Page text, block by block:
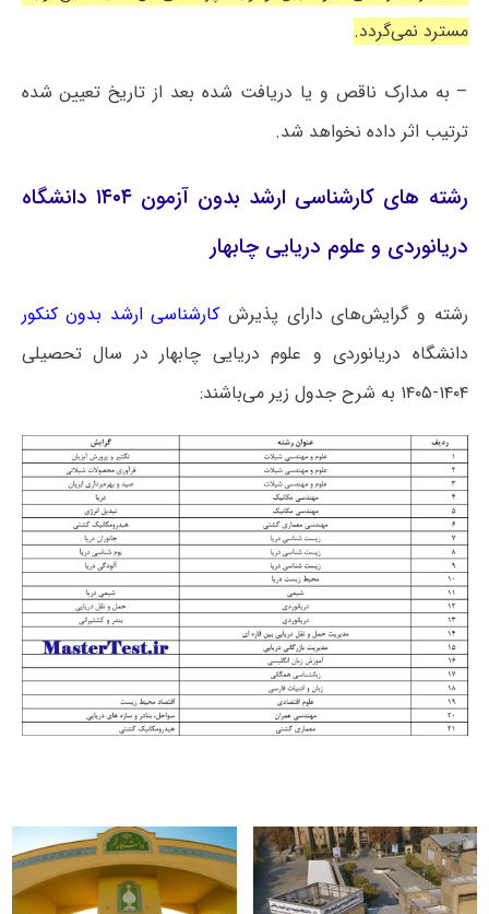
مسترد نمی‌گردد.
– به مدارک ناقص و یا دریافت شده بعد از تاریخ تعیین شده
ترتیب اثر داده نخواهد شد.
رشته های کارشناسی ارشد بدون آزمون ۱۴۰۴ دانشگاه
دریانوردی و علوم دریایی چابهار
رشته و گرایش‌های دارای پذیرش کارشناسی ارشد بدون کنکور
دانشگاه دریانوردی و علوم دریایی چابهار در سال تحصیلی
۱۴۰۴-۱۴۰۵ به شرح جدول زیر می‌باشند: